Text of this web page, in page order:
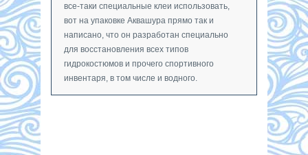
все-таки специальные клеи использовать,
вот на упаковке Аквашура прямо так и
написано, что он разработан специально
для восстановления всех типов
гидрокостюмов и прочего спортивного
инвентаря, в том числе и водного.